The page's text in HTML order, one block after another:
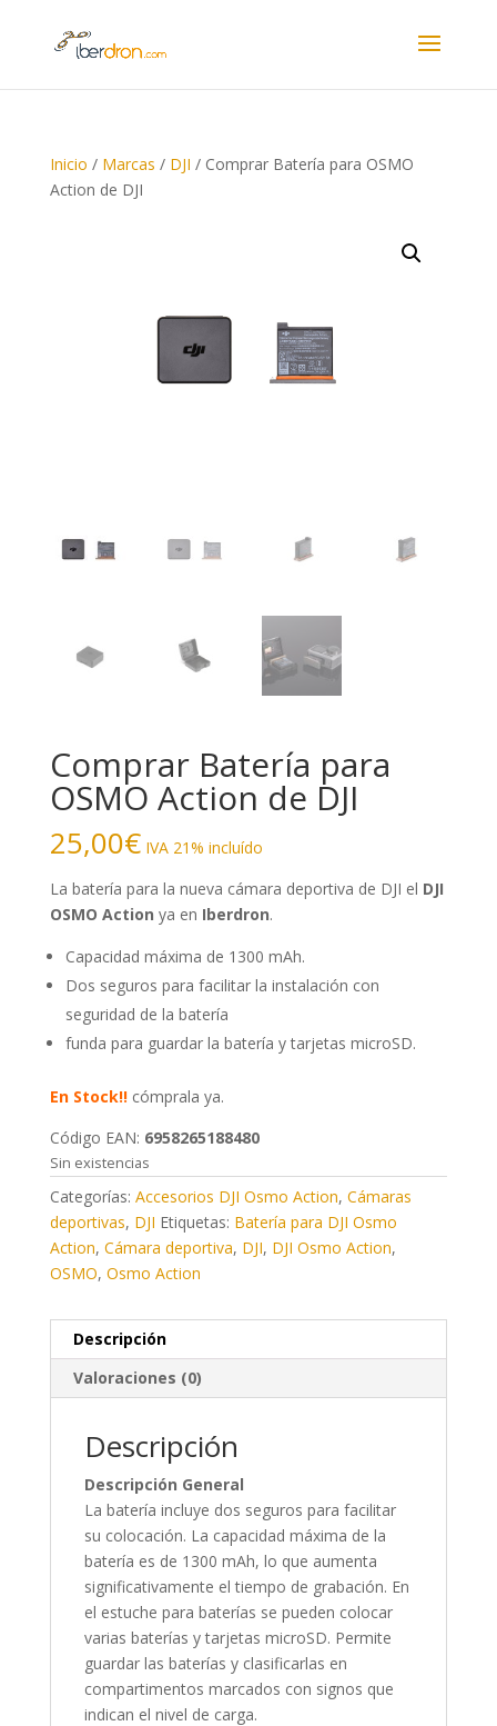
Inicio / Marcas / DJI / Comprar Batería para OSMO
Action de DJI
Comprar Batería para
OSMO Action de DJI
25,00€ IVA 21% incluído
La batería para la nueva cámara deportiva de DJI el DJI
OSMO Action ya en Iberdron.
Capacidad máxima de 1300 mAh.
Dos seguros para facilitar la instalación con
seguridad de la batería
funda para guardar la batería y tarjetas microSD.
En Stock!!cómprala ya.
Código EAN: 6958265188480
Sin existencias
Categorías: Accesorios DJI Osmo Action, Cámaras
deportivas, DJI Etiquetas: Batería para DJI Osmo
Action, Cámara deportiva, DJI, DJI Osmo Action,
OSMO, Osmo Action
Descripción
Valoraciones (0)
Descripción
Descripción General
La batería incluye dos seguros para facilitar
su colocación. La capacidad máxima de la
batería es de 1300 mAh, lo que aumenta
significativamente el tiempo de grabación. En
el estuche para baterías se pueden colocar
varias baterías y tarjetas microSD. Permite
guardar las baterías y clasificarlas en
compartimentos marcados con signos que
indican el nivel de carga.